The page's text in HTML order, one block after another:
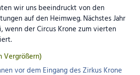
Vergrößern)
wir uns beeindruckt von den
auf den Heimweg. Nächstes Jahr
der Circus Krone zum vierten
Vergrößern)